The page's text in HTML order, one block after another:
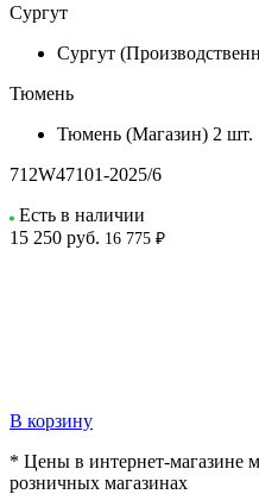
Сургут
Сургут
Тюмень
Тюмень (Магазин) 2 шт.
712W47101-2025/6
Есть в наличии
15 250 руб. 16 775 ₽
В корзину
* Цены в интернет-магазине
розничных магазинах